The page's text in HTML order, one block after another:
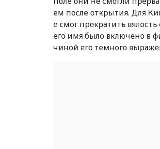
ем после открытия. Для
е смог прекратить
его имя было включено в
чиной его темного